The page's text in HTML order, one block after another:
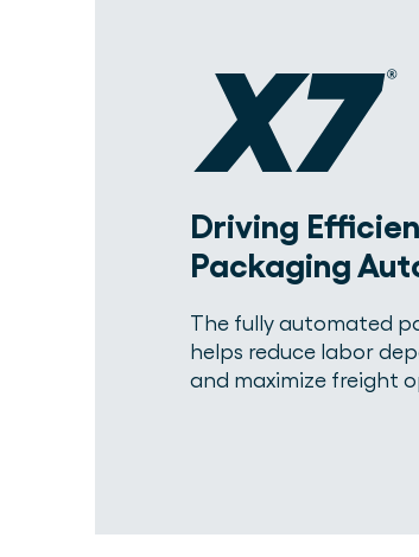
Driving
Packaging
The fully automated
helps reduce labor
and maximize freight